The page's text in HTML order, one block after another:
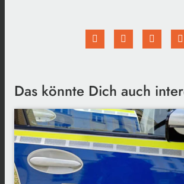
Das könnte Dich auch